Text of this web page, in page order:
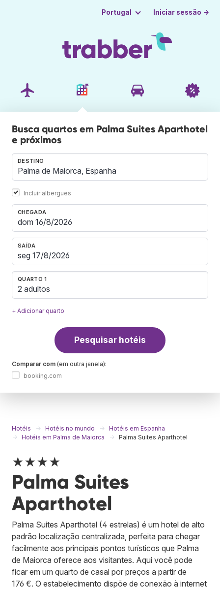
Portugal Iniciar sessão →
Busca quartos em Palma Suites Aparthotel
e próximos
DESTINO
Incluir albergues
CHEGADA
SAÍDA
QUARTO 1
2 adultos
+ Adicionar quarto
Pesquisar hotéis
Comparar com (em outra janela):
booking.com
Hotéis Hotéis no mundo
Hotéis em Espanha
Hotéis em Palma de Maiorca
Palma Suites Aparthotel
★★★★
Palma Suites
Aparthotel
Palma Suites Aparthotel (4 estrelas) é um hotel de alto
padrão localização centralizada, perfeita para chegar
facilmente aos principais pontos turísticos que Palma
de Maiorca oferece aos visitantes. Aqui você pode
ficar em um quarto de casal por preços a partir de
176 €. O estabelecimento dispõe de conexão à internet